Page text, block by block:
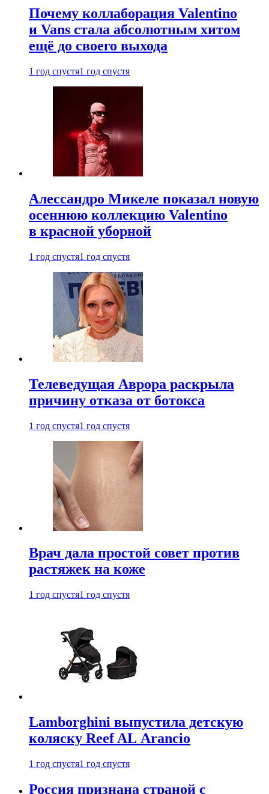
Почему коллаборация Valentino
и Vans стала абсолютным хитом
ещё до своего выхода
1 год спустя1 год спустя
Алессандро Микеле показал новую
осеннюю коллекцию Valentino
в красной уборной
1 год спустя1 год спустя
Телеведущая Аврора раскрыла
причину отказа от ботокса
1 год спустя1 год спустя
Врач дала простой совет против
растяжек на коже
1 год спустя1 год спустя
Lamborghini выпустила детскую
коляску Reef AL Arancio
1 год спустя1 год спустя
Россия признана страной с